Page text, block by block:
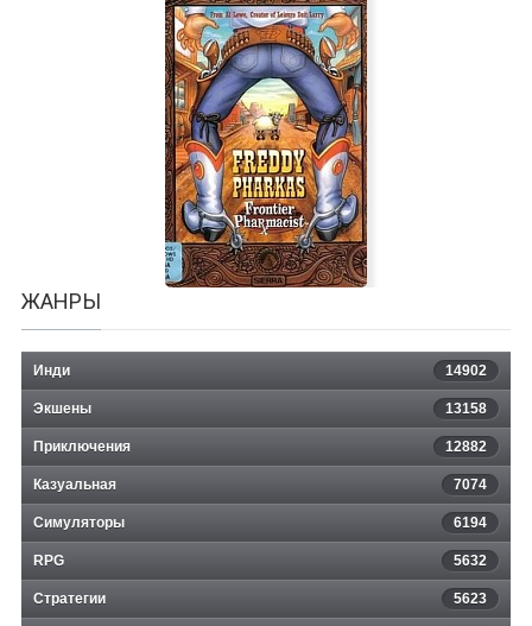
12 HOURS 2
Freddy Pharkas Frontier Pharmacist
ЖАНРЫ
Инди 14902
Экшены 13158
Приключения 12882
Казуальная 7074
Симуляторы 6194
RPG 5632
Стратегии 5623